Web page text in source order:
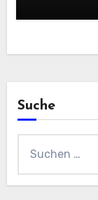
Suche
nach: